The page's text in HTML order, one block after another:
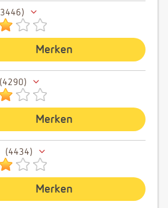
3446
Merken
4290
Merken
4434
Merken